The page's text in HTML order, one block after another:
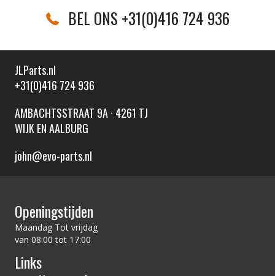
BEL ONS +31(0)416 724 936
JLParts.nl
+31(0)416 724 936
AMBACHTSSTRAAT 9A · 4261 TJ
WIJK EN AALBURG
john@evo-parts.nl
Openingstijden
Maandag Tot vrijdag
van 08:00 tot 17:00
Links